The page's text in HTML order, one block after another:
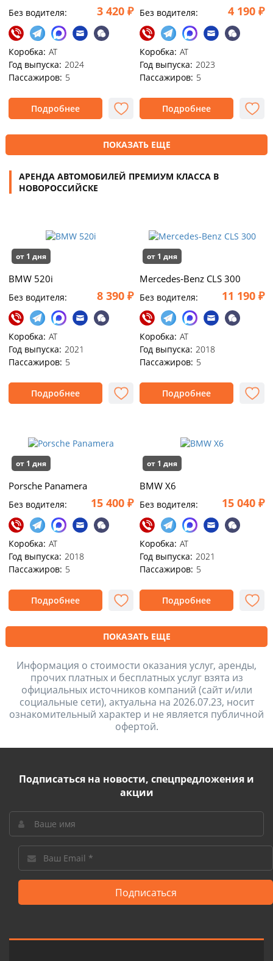
Без водителя: 3 420 ₽
Коробка: АТ
Год выпуска: 2024
Пассажиров: 5
Подробнее
Без водителя: 4 190 ₽
Коробка: АТ
Год выпуска: 2023
Пассажиров: 5
Подробнее
ПОКАЗАТЬ ЕЩЕ
АРЕНДА АВТОМОБИЛЕЙ ПРЕМИУМ КЛАССА В
НОВОРОССИЙСКЕ
от 1 дня
BMW 520i
Без водителя: 8 390 ₽
Коробка: AT
Год выпуска: 2021
Пассажиров: 5
Подробнее
от 1 дня
Mercedes‑Benz CLS 300
Без водителя: 11 190 ₽
Коробка: AT
Год выпуска: 2018
Пассажиров: 5
Подробнее
от 1 дня
Porsche Panamera
Без водителя: 15 400 ₽
Коробка: AT
Год выпуска: 2018
Пассажиров: 5
Подробнее
от 1 дня
BMW X6
Без водителя: 15 040 ₽
Коробка: AT
Год выпуска: 2021
Пассажиров: 5
Подробнее
ПОКАЗАТЬ ЕЩЕ
Информация о стоимости оказания услуг, аренды,
прочих платных и бесплатных услуг взята из
официальных источников компаний (сайт и/или
социальные сети), актуальна на 2026.07.23, носит
ознакомительный характер и не является публичной
офертой.
Подписаться на новости, спецпредложения и
акции
Подписаться